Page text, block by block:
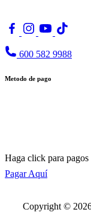
600 582 9988
Metodo de pago
Haga click para
Pagar Aquí
Copyright © 2026